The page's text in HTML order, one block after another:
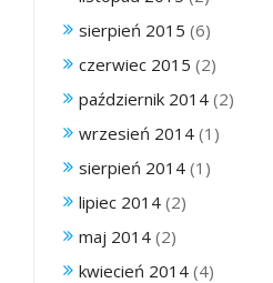
sierpień 2015 (6)
czerwiec 2015 (2)
październik 2014 (2)
wrzesień 2014 (1)
sierpień 2014 (1)
lipiec 2014 (2)
maj 2014 (2)
kwiecień 2014 (4)